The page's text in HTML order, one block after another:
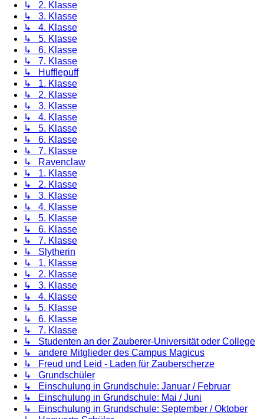
↳ 2. Klasse
↳ 3. Klasse
↳ 4. Klasse
↳ 5. Klasse
↳ 6. Klasse
↳ 7. Klasse
↳ Hufflepuff
↳ 1. Klasse
↳ 2. Klasse
↳ 3. Klasse
↳ 4. Klasse
↳ 5. Klasse
↳ 6. Klasse
↳ 7. Klasse
↳ Ravenclaw
↳ 1. Klasse
↳ 2. Klasse
↳ 3. Klasse
↳ 4. Klasse
↳ 5. Klasse
↳ 6. Klasse
↳ 7. Klasse
↳ Slytherin
↳ 1. Klasse
↳ 2. Klasse
↳ 3. Klasse
↳ 4. Klasse
↳ 5. Klasse
↳ 6. Klasse
↳ 7. Klasse
↳ Studenten an der Zauberer-Universität oder College
↳ andere Mitglieder des Campus Magicus
↳ Freud und Leid - Laden für Zauberscherze
↳ Grundschüler
↳ Einschulung in Grundschule: Januar / Februar
↳ Einschulung in Grundschule: Mai / Juni
↳ Einschulung in Grundschule: September / Oktober